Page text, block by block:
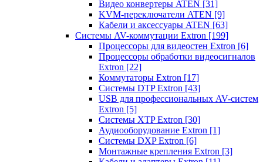
Видео конвертеры ATEN [31]
KVM-переключатели ATEN [9]
Кабели и аксессуары ATEN [63]
Системы AV-коммутации Extron [199]
Процессоры для видеостен Extron [6]
Процессоры обработки видеосигналов
Extron [22]
Коммутаторы Extron [17]
Системы DTP Extron [43]
USB для профессиональных AV-систем
Extron [5]
Системы XTP Extron [30]
Аудиооборудование Extron [1]
Системы DXP Extron [6]
Монтажные крепления Extron [3]